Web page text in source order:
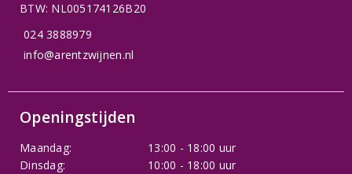
BTW: NL005174126B20
024 3888979
info@arentzwijnen.nl
Openingstijden
Maandag:
13:00 - 18:00 uur
Dinsdag:
10:00 - 18:00 uur